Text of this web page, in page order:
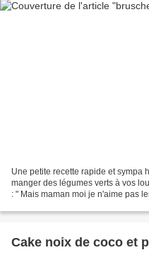
Une petite recette rapide et sympa
manger des légumes verts à vos
: " Mais maman moi je n'aime pas
Cake noix de coco et